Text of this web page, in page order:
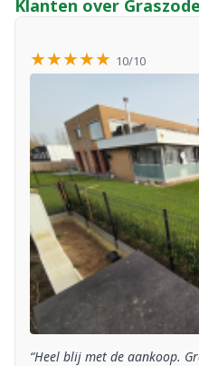
Klanten over
★★★★★ 10/10
“Heel blij met de aankoop.